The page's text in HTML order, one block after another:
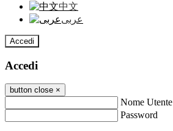
中文
عربى
Accedi
Accedi
button close ×
Nome Utente
Password